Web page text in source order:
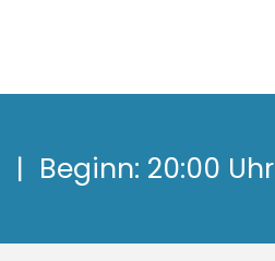
| Beginn: 20:00